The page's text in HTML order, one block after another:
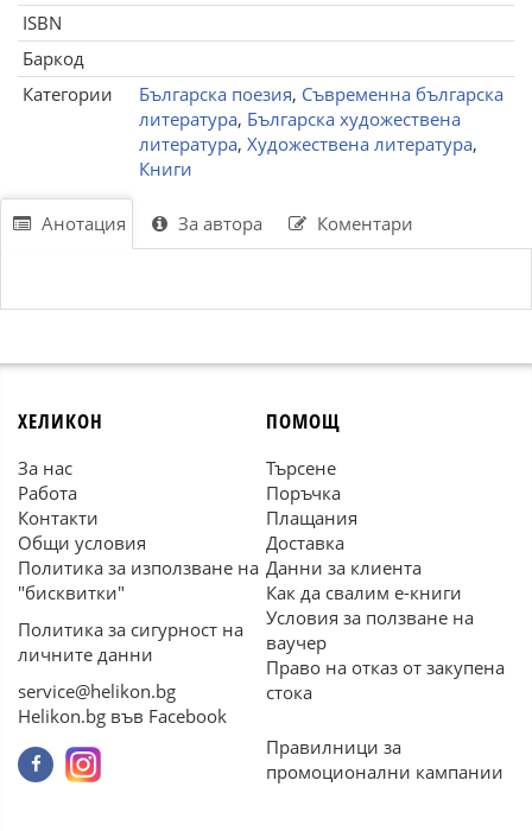
ISBN
Баркод
Категории
Българска поезия, Съвременна българска
литература, Българска художествена
литература, Художествена литература,
Книги
Анотация За автора Коментари
ХЕЛИКОН
За нас
Работа
Контакти
Общи условия
Политика за използване на
"бисквитки"
Политика за сигурност на
личните данни
service@helikon.bg
Helikon.bg във Facebook
ПОМОЩ
Търсене
Поръчка
Плащания
Доставка
Данни за клиента
Как да свалим е-книги
Условия за ползване на
ваучер
Право на отказ от закупена
стока
Правилници за
промоционални кампании